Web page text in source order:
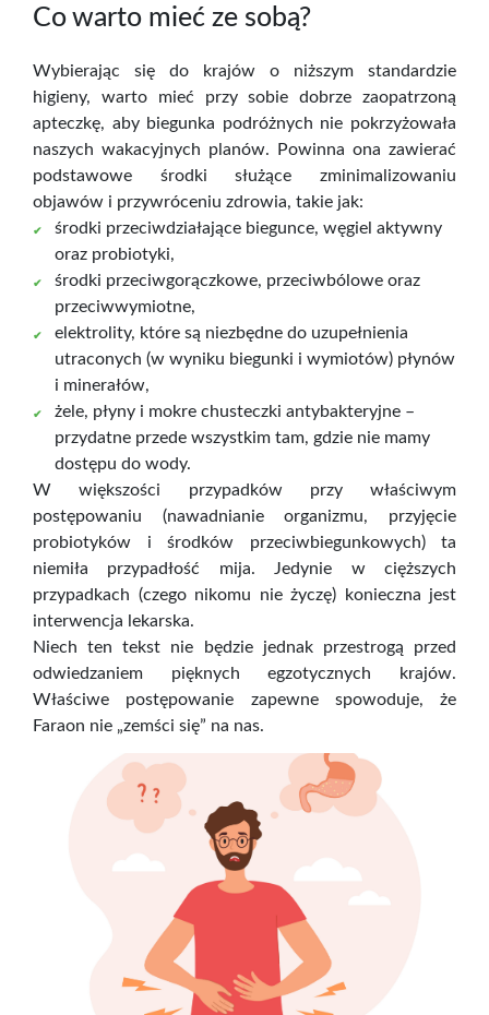
Co warto mieć ze sobą?
Wybierając się do krajów o niższym standardzie
higieny, warto mieć przy sobie dobrze zaopatrzoną
apteczkę, aby biegunka podróżnych nie pokrzyżowała
naszych wakacyjnych planów. Powinna ona zawierać
podstawowe środki służące zminimalizowaniu
objawów i przywróceniu zdrowia, takie jak:
środki przeciwdziałające biegunce, węgiel aktywny
oraz probiotyki,
środki przeciwgorączkowe, przeciwbólowe oraz
przeciwwymiotne,
elektrolity, które są niezbędne do uzupełnienia
utraconych (w wyniku biegunki i wymiotów) płynów
i minerałów,
żele, płyny i mokre chusteczki antybakteryjne –
przydatne przede wszystkim tam, gdzie nie mamy
dostępu do wody.
W większości przypadków przy właściwym
postępowaniu (nawadnianie organizmu, przyjęcie
probiotyków i środków przeciwbiegunkowych) ta
niemiła przypadłość mija. Jedynie w cięższych
przypadkach (czego nikomu nie życzę) konieczna jest
interwencja lekarska.
Niech ten tekst nie będzie jednak przestrogą przed
odwiedzaniem pięknych egzotycznych krajów.
Właściwe postępowanie zapewne spowoduje, że
Faraon nie „zemści się” na nas.